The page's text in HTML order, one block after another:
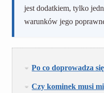
jest dodatkiem, tylko
warunków jego
Po co doprowadza
Czy kominek musi